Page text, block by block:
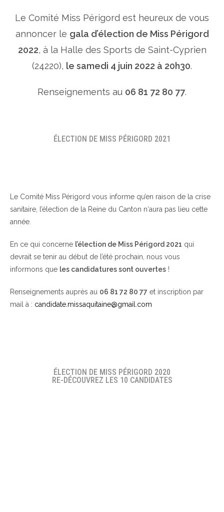
Le Comité Miss Périgord est heureux de vous
annoncer le gala d’élection de Miss Périgord
2022, à la Halle des Sports de Saint-Cyprien
(24220), le samedi 4 juin 2022 à 20h30.
Renseignements au 06 81 72 80 77.
ÉLECTION DE MISS PÉRIGORD 2021
Le Comité Miss Périgord vous informe qu’en raison de la crise
sanitaire, l’élection de la Reine du Canton n‘aura pas lieu cette
année.
En ce qui concerne l’élection de Miss Périgord 2021 qui
devrait se tenir au début de l’été prochain, nous vous
informons que les candidatures sont ouvertes !
Renseignements auprès au 06 81 72 80 77 et inscription par
mail à : candidate.missaquitaine@gmail.com
ÉLECTION DE MISS PÉRIGORD 2020
RE-DÉCOUVREZ LES 10 CANDIDATES